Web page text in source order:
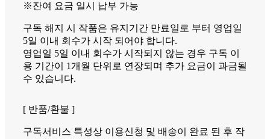
※잔여 요금 일시 납부 가능
구독 해지 시 작품은 유지기간 만료일로 부터 영업일
5일 이내 회수가 시작 되어야 합니다.
영업일 5일 이내 회수가 시작되지 않는 경우 구독 이
용 기간이 1개월 단위로 연장되며 추가 요금이 과금될
수 있습니다.
[ 반품/환불 ]
구독서비스 특성상 이용신청 및 배송이 완료 된 후 작